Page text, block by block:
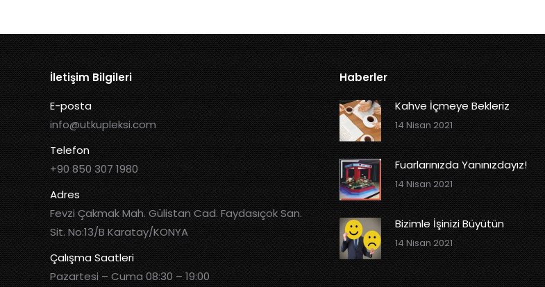
İletişim Bilgileri
E-posta
info@utkupleksi.com
Telefon
+90 850 307 1980
Adres
Fevzi Çakmak Mah. Gülistan Cad. Faydasıçok San.
Sit. No:13/B Karatay/KONYA
Çalışma Saatleri
Pazartesi – Cuma 08:30 – 19:00
Haberler
Kahve İçmeye Bekleriz
14 Nisan 2021
Fuarlarınızda Yanınızdayız!
14 Nisan 2021
Bizimle İşinizi Büyütün
14 Nisan 2021